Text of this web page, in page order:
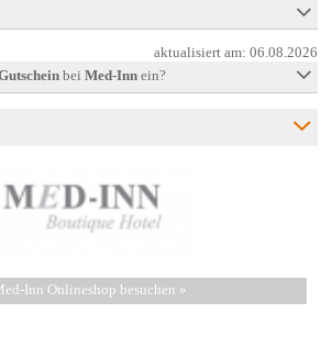
aktualisiert am:06.08.2026
bei Med-Inn ein?
Inn Onlineshop besuchen »